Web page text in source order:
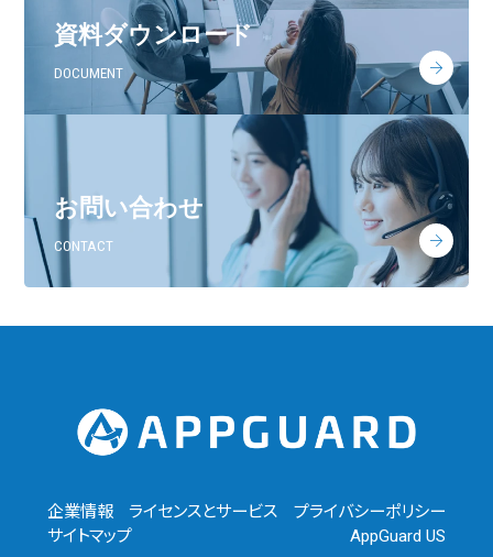
資料ダウンロード
DOCUMENT
お問い合わせ
CONTACT
企業情報 ライセンスとサービス
プライバシーポリシー
サイトマップ
AppGuard US